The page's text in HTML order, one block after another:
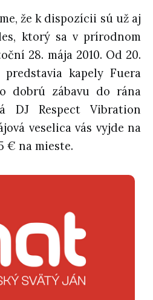
že k dispozícii sú už aj
ktorý sa v prírodnom
28. mája 2010. Od 20.
kapely Fuera
dobrú zábavu do rána
DJ Respect Vibration
veselica vás vyjde na
€ na mieste.